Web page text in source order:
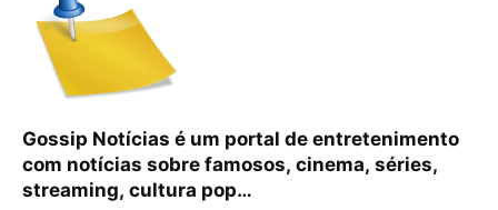
Gossip Notícias é um portal de entretenimento
com notícias sobre famosos, cinema, séries,
streaming, cultura pop…